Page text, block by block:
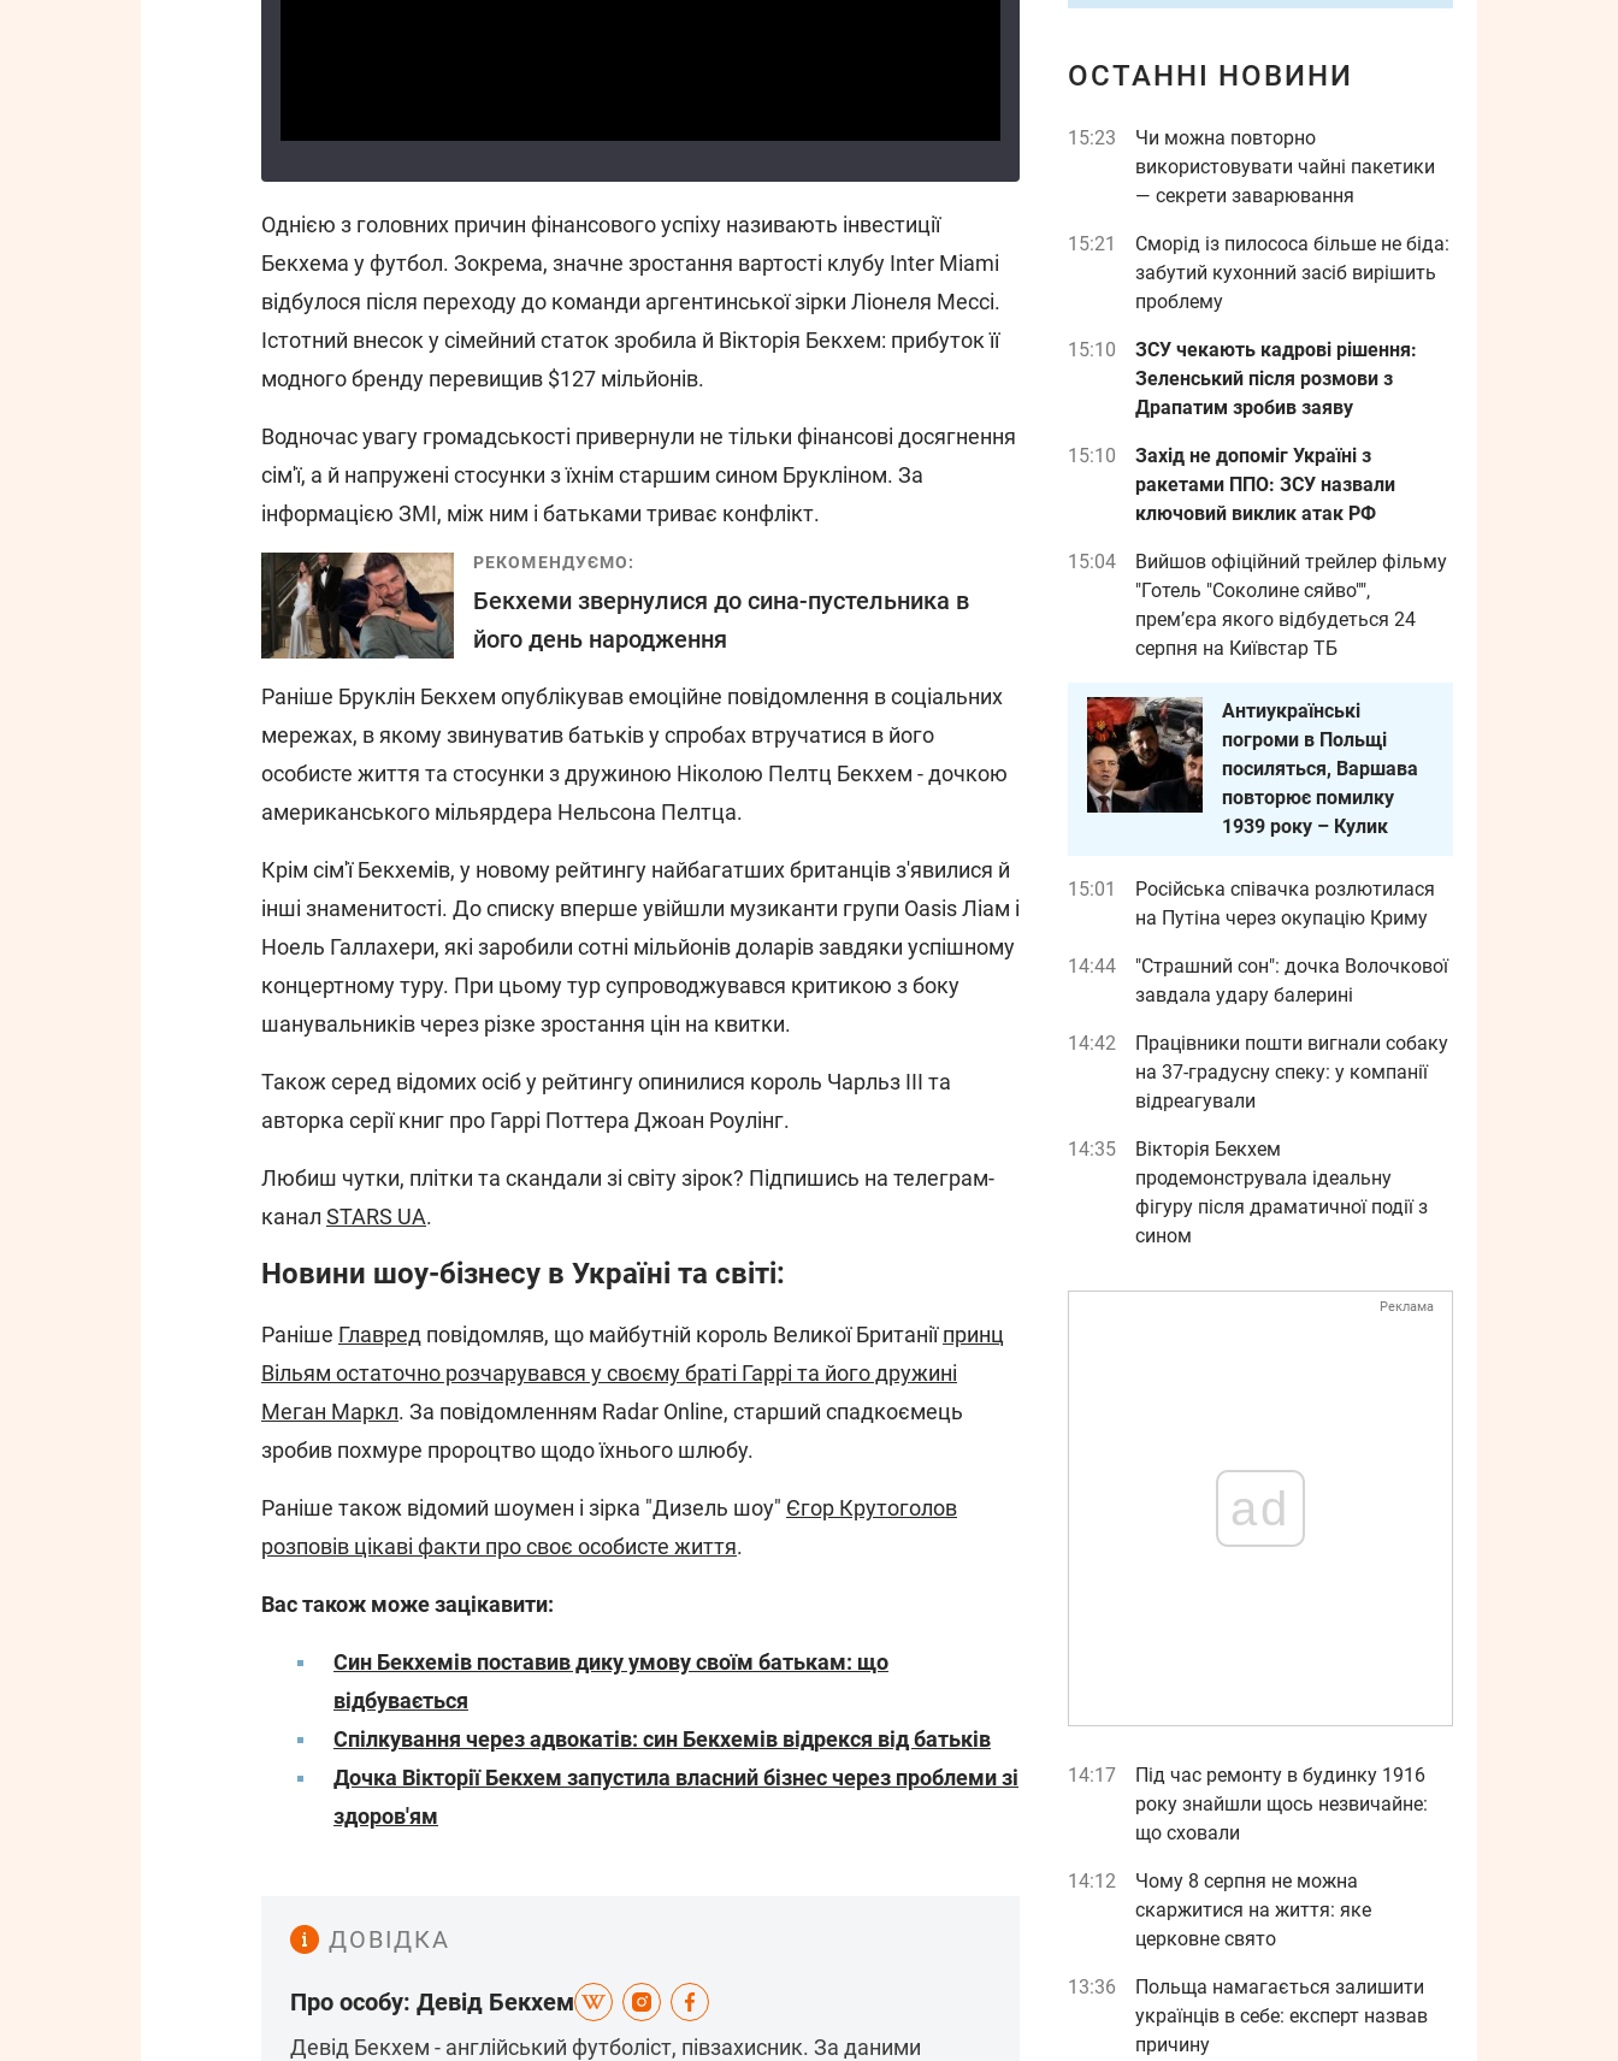
Однією з головних причин фінансового успіху називають інвестиції
Бекхема у футбол. Зокрема, значне зростання вартості клубу Inter Miami
відбулося після переходу до команди аргентинської зірки Ліонеля Мессі.
Істотний внесок у сімейний статок зробила й Вікторія Бекхем: прибуток її
модного бренду перевищив $127 мільйонів.
Водночас увагу громадськості привернули не тільки фінансові досягнення
сім'ї, а й напружені стосунки з їхнім старшим сином Брукліном. За
інформацією ЗМІ, між ним і батьками триває конфлікт.
РЕКОМЕНДУЄМО:
Бекхеми звернулися до сина-пустельника в
його день народження
Раніше Бруклін Бекхем опублікував емоційне повідомлення в соціальних
мережах, в якому звинуватив батьків у спробах втручатися в його
особисте життя та стосунки з дружиною Ніколою Пелтц Бекхем - дочкою
американського мільярдера Нельсона Пелтца.
Крім сім'ї Бекхемів, у новому рейтингу найбагатших британців з'явилися й
інші знаменитості. До списку вперше увійшли музиканти групи Oasis Ліам і
Ноель Галлахери, які заробили сотні мільйонів доларів завдяки успішному
концертному туру. При цьому тур супроводжувався критикою з боку
шанувальників через різке зростання цін на квитки.
Також серед відомих осіб у рейтингу опинилися король Чарльз III та
авторка серії книг про Гаррі Поттера Джоан Роулінг.
Любиш чутки, плітки та скандали зі світу зірок? Підпишись на телеграм-
канал STARS UA.
Новини шоу-бізнесу в Україні та світі:
Раніше Главред повідомляв, що майбутній король Великої Британіїпринц
Вільям остаточно розчарувався у своєму браті Гаррі та його дружині
Меган Маркл. За повідомленням Radar Online, старший спадкоємець
зробив похмуре пророцтво щодо їхнього шлюбу.
Раніше також відомий шоумен і зірка "Дизель шоу" Єгор Крутоголов
розповів цікаві факти про своє особисте життя.
Вас також може зацікавити:
Син Бекхемів поставив дику умову своїм батькам: що
відбувається
Спілкування через адвокатів: син Бекхемів відрекся від батьків
Дочка Вікторії Бекхем запустила власний бізнес через проблеми зі
здоров'ям
ДОВІДКА
Про особу: Девід Бекхем
Девід Бекхем - англійський футболіст, півзахисник. За даними
ОСТАННІ НОВИНИ
15:23
Чи можна повторно
використовувати чайні пакетики
— секрети заварювання
15:21
Сморід із пилососа більше не біда:
забутий кухонний засіб вирішить
проблему
15:10
ЗСУ чекають кадрові рішення:
Зеленський після розмови з
Драпатим зробив заяву
15:10
Захід не допоміг Україні з
ракетами ППО: ЗСУ назвали
ключовий виклик атак РФ
15:04
Вийшов офіційний трейлер фільму
"Готель "Соколине сяйво"",
прем’єра якого відбудеться 24
серпня на Київстар ТБ
Антиукраїнські
погроми в Польщі
посиляться, Варшава
повторює помилку
1939 року – Кулик
15:01
Російська співачка розлютилася
на Путіна через окупацію Криму
14:44
"Страшний сон": дочка Волочкової
завдала удару балерині
14:42
Працівники пошти вигнали собаку
на 37-градусну спеку: у компанії
відреагували
14:35
Вікторія Бекхем
продемонструвала ідеальну
фігуру після драматичної події з
сином
Реклама
ad
14:17
Під час ремонту в будинку 1916
року знайшли щось незвичайне:
що сховали
14:12
Чому 8 серпня не можна
скаржитися на життя: яке
церковне свято
13:36
Польща намагається залишити
українців в себе: експерт назвав
причину